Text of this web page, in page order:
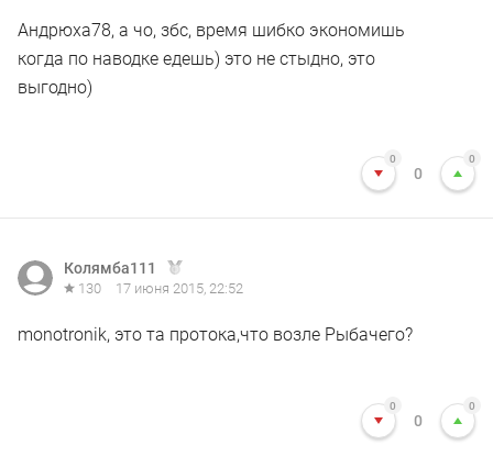
Андрюха78, а чо, збс, время шибко экономишь
когда по наводке едешь) это не стыдно, это
выгодно)
0
0
0
Колямба111
130 17 июня 2015, 22:52
monotronik, это та протока,что возле Рыбачего?
0
0
0